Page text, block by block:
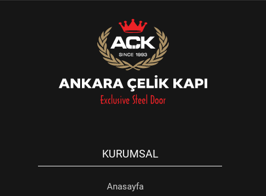
KURUMSAL
Anasayfa